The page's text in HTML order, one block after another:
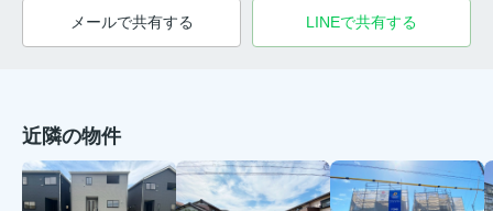
メールで共有する LINEで共有する
近隣の物件